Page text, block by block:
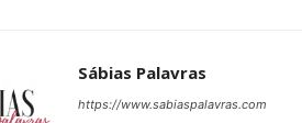
Sábias Palavras
https://www.sabiaspalavras.com